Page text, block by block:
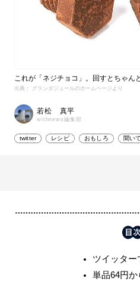
これが「ネジチョコ」。回すとちゃん
出典： グランダジュールのホームページより
若松 真平
withnews編集部
twitter レシピ おもしろ 聞い
ツイッター
単品64円か